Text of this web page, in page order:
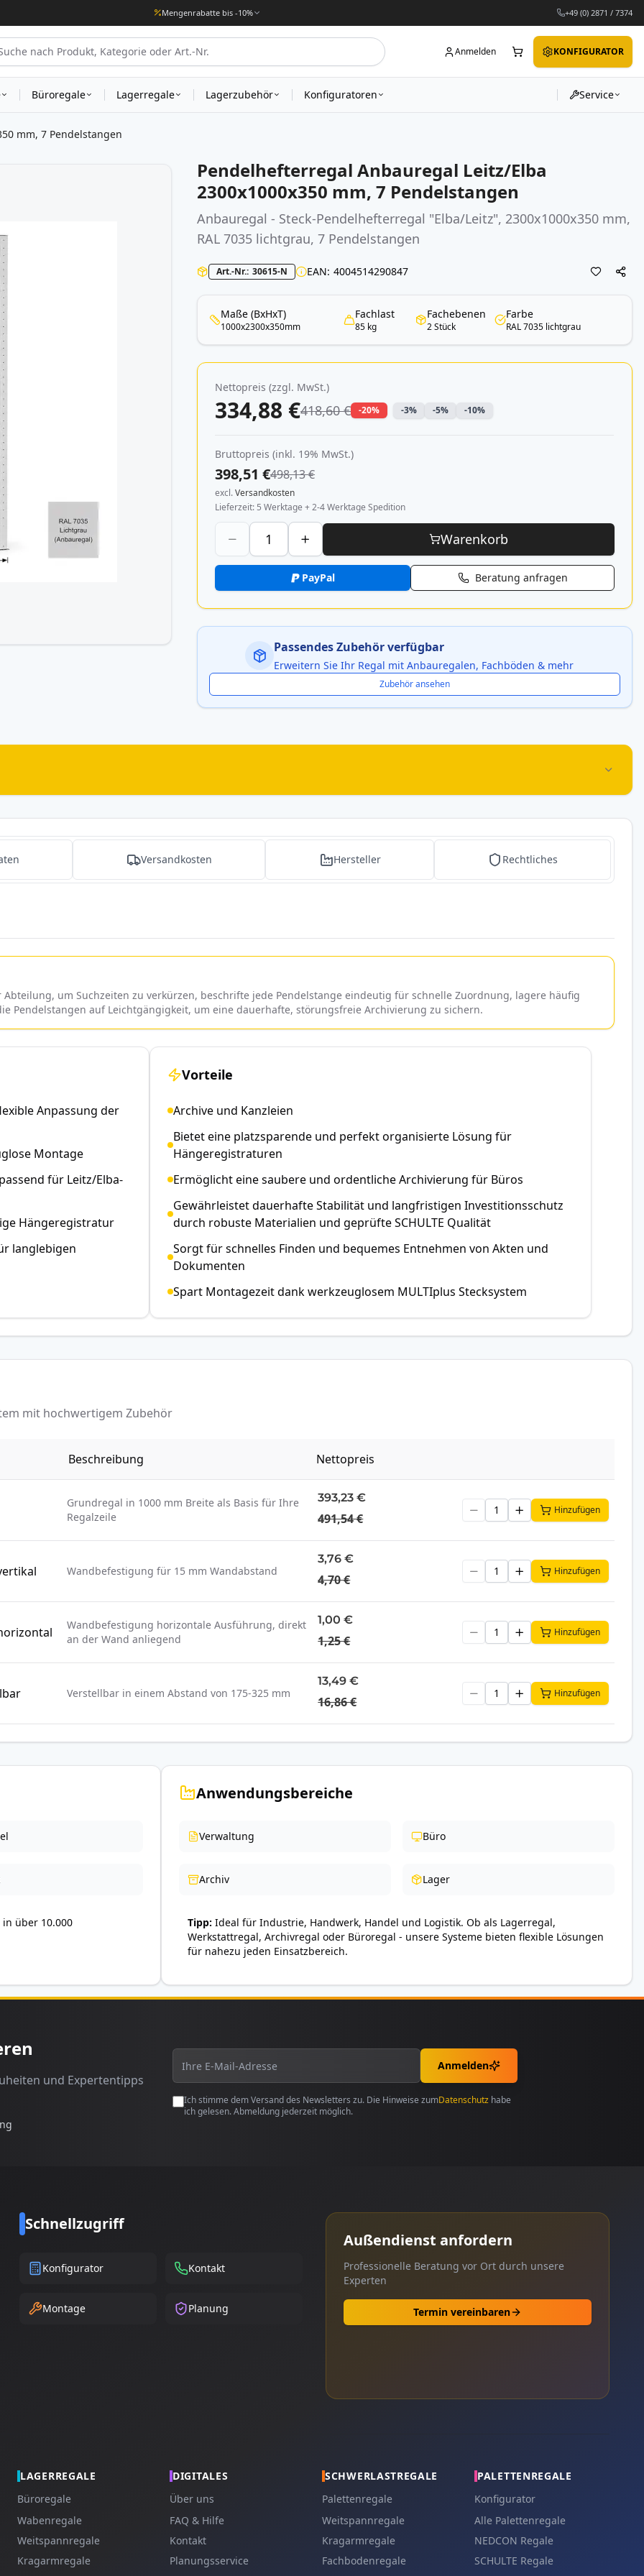
Mengenrabatte bis -10% +49 (0) 2871 / 7374
Anmelden KONFIGURATOR
Büroregale Lagerregale Lagerzubehör Konfiguratoren Service
mm, 7 Pendelstangen
Pendelhefterregal Anbauregal Leitz/Elba
2300x1000x350 mm, 7 Pendelstangen
Anbauregal - Steck-Pendelhefterregal "Elba/Leitz", 2300x1000x350 mm,
RAL 7035 lichtgrau, 7 Pendelstangen
Art.-Nr. 30615-N EAN 4004514290847
Maße (BxHxT)
1000x2300x350mm
Fachlast
85 kg
Fachebenen
2 Stück
Farbe
RAL 7035 lichtgrau
Nettopreis (zzgl. MwSt.)
334,88 €418,60 € -20% -3% -5% -10%
Bruttopreis (inkl. 19% MwSt.)
398,51 €498,13 €
excl.Versandkosten
Lieferzeit 5 Werktage + 2-4 Werktage Spedition
Warenkorb
PayPal Beratung anfragen
Passendes Zubehör verfügbar
Erweitern Sie Ihr Regal mit Anbauregalen, Fachböden & mehr
Zubehör ansehen
Versandkosten Hersteller Rechtliches
um Suchzeiten zu verkürzen, beschrifte jede Pendelstange eindeutig für schnelle Zuordnung, lagere häufig
Pendelstangen auf Leichtgängigkeit, um eine dauerhafte, störungsfreie Archivierung zu sichern.
Anpassung der
Montage
für Leitz/Elba-
Hängeregistratur
langlebigen
Vorteile
Archive und Kanzleien
Bietet eine platzsparende und perfekt organisierte Lösung für
Hängeregistraturen
Ermöglicht eine saubere und ordentliche Archivierung für Büros
Gewährleistet dauerhafte Stabilität und langfristigen Investitionsschutz
durch robuste Materialien und geprüfte SCHULTE Qualität
Sorgt für schnelles Finden und bequemes Entnehmen von Akten und
Dokumenten
Spart Montagezeit dank werkzeuglosem MULTIplus Stecksystem
mit hochwertigem Zubehör
Beschreibung Nettopreis
Grundregal in 1000 mm Breite als Basis für Ihre
Regalzeile
393,23 €
491,54 €
Hinzufügen
Wandbefestigung für 15 mm Wandabstand
3,76 €
4,70 €
Hinzufügen
Wandbefestigung horizontale Ausführung, direkt
an der Wand anliegend
1,00 €
1,25 €
Hinzufügen
Verstellbar in einem Abstand von 175-325 mm
13,49 €
16,86 €
Hinzufügen
über 10.000
Anwendungsbereiche
Verwaltung Büro
Archiv Lager
Tipp Ideal für Industrie, Handwerk, Handel und Logistik. Ob als Lagerregal,
Werkstattregal, Archivregal oder Büroregal - unsere Systeme bieten flexible Lösungen
für nahezu jeden Einsatzbereich.
und Expertentipps
Anmelden
Ich stimme dem Versand des Newsletters zu. Die Hinweise zumDatenschutz habe
ich gelesen. Abmeldung jederzeit möglich.
Schnellzugriff
Konfigurator Kontakt
Montage Planung
Außendienst anfordern
Professionelle Beratung vor Ort durch unsere
Experten
Termin vereinbaren
LAGERREGALE
Büroregale
Wabenregale
Weitspannregale
Kragarmregale
DIGITALES
Über uns
FAQ & Hilfe
Kontakt
Planungsservice
SCHWERLASTREGALE
Palettenregale
Weitspannregale
Kragarmregale
Fachbodenregale
PALETTENREGALE
Konfigurator
Alle Palettenregale
NEDCON Regale
SCHULTE Regale